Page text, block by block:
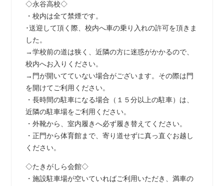
◇永谷高校◇
・校内は全て禁煙です。
･送迎して頂く際、校内へ車の乗り入れの許可を頂きま
した。
→学校前の道は狭く、近隣の方に迷惑がかかるので、
校内へお入りください。
→門が開いてていない場合がございます。その際は門
を開けてご利用ください。
・長時間の駐車になる場合（１５分以上の駐車）は、
近隣の駐車場をご利用ください。
・外靴から、室内履きへ必ず履き替えてください。
・正門から体育館まで、寄り道せずに真っ直ぐお越し
ください。
◇たきがしら会館◇
・施設駐車場が空いていればご利用いただき、満車の